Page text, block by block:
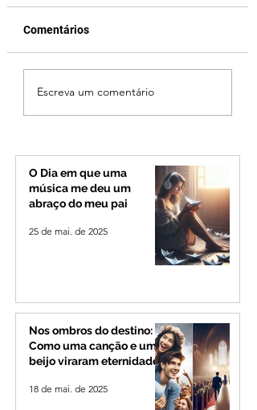
Patrocínio realiza
primeiras cirurgias de
reversão de colostomia
espera
Comentários
Escreva um comentário
O Dia em que uma
música me deu um
abraço do meu pai
25 de mai. de 2025
Nos ombros do destino:
Como uma canção e um
beijo viraram eternidade
18 de mai. de 2025